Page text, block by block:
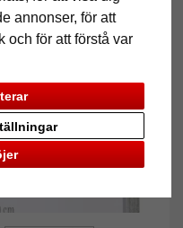
annonser, för att
och för att förstå var